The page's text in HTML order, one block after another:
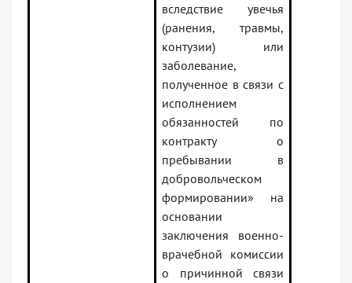
вследствие увечья
(ранения, травмы,
контузии) или
заболевание,
полученное в связи с
исполнением
обязанностей по
контракту о
пребывании в
добровольческом
формировании» на
основании
заключения военно-
врачебной комиссии
о причинной связи